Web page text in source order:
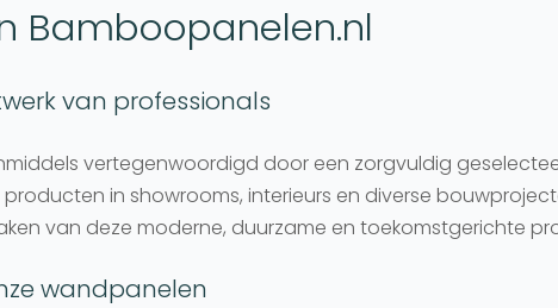
Bamboopanelen.nl
van professionals
vertegenwoordigd door een zorgvuldig
in showrooms, interieurs en diverse
van deze moderne, duurzame en toekomstgerichte
wandpanelen